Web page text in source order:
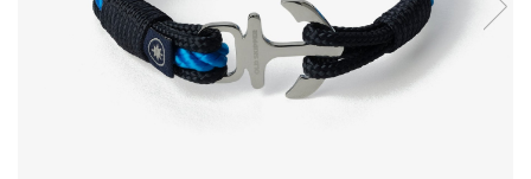
Barci, vapoare, ambarcatiuni